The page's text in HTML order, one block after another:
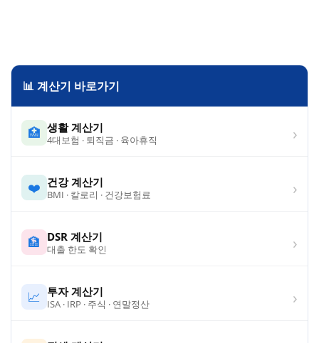
📊 계산기 바로가기
🏥 생활 계산기
4대보험 · 퇴직금 · 육아휴직 ›
❤️ 건강 계산기
BMI · 칼로리 · 건강보험료 ›
🏦 DSR 계산기
대출 한도 확인 ›
📈 투자 계산기
ISA · IRP · 주식 · 연말정산 ›